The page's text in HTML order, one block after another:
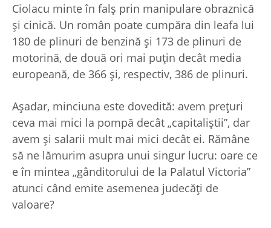
Ciolacu minte în falş prin manipulare obraznică
şi cinică. Un român poate cumpăra din leafa lui
180 de plinuri de benzină şi 173 de plinuri de
motorină, de două ori mai puţin decât media
europeană, de 366 şi, respectiv, 386 de plinuri.
Aşadar, minciuna este dovedită: avem preţuri
ceva mai mici la pompă decât „capitaliştii”, dar
avem şi salarii mult mai mici decât ei. Rămâne
să ne lămurim asupra unui singur lucru: oare ce
e în mintea „gânditorului de la Palatul Victoria”
atunci când emite asemenea judecăţi de
valoare?